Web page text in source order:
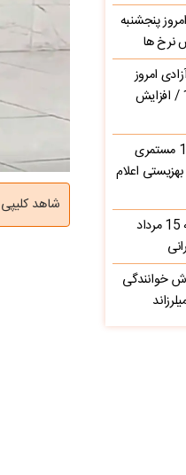
شاهد
و 24 عیار امروز پنجشنبه
امروز
پنجشنبه 15 مرداد 1405 / افزایش
برنامه واریزی مرداد 1405 مستمری
اعلام
قیمت مرغ امروز پنجشنبه 15 مرداد
خوانندگی